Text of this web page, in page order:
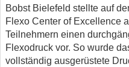
Bobst Bielefeld stellte auf
Flexo Center of Excellence
Teilnehmern einen
Flexodruck vor. So wurde
vollständig ausgerüstete